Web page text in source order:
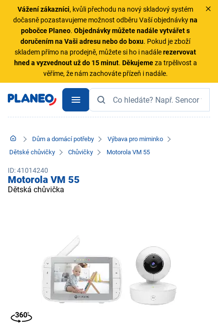
Vážení zákazníci, kvůli přechodu na nový skladový systém
dočasně pozastavujeme možnost odběru Vaší objednávkyna
pobočce Planeo.Objednávky můžete nadále vytvářet s
doručením na Vaši adresu nebo do boxu. Pokud je zboží
skladem přímo na prodejně, můžete si ho i nadálerezervovat
hned a vyzvednout už do 15 minut. Děkujemeza trpělivost a
věříme, že nám zachováte přízeň i nadále.
Dům a domácí potřeby
Výbava pro miminko
Dětské chůvičky
Chůvičky Motorola VM 55
ID: 41014240
Motorola VM 55
Dětská chůvička